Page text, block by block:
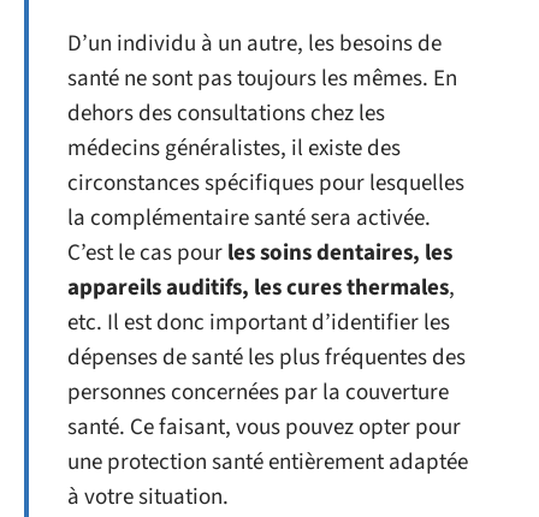
D’un individu à un autre, les besoins de
santé ne sont pas toujours les mêmes. En
dehors des consultations chez les
médecins généralistes, il existe des
circonstances spécifiques pour lesquelles
la complémentaire santé sera activée.
C’est le cas pourles soins dentaires, les
appareils auditifs, les cures thermales,
etc. Il est donc important d’identifier les
dépenses de santé les plus fréquentes des
personnes concernées par la couverture
santé. Ce faisant, vous pouvez opter pour
une protection santé entièrement adaptée
à votre situation.